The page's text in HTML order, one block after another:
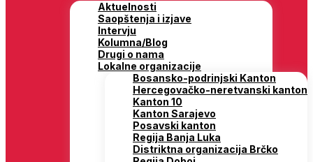
Aktuelnosti
Saopštenja i izjave
Intervju
Kolumna/Blog
Drugi o nama
Lokalne organizacije
Bosansko-podrinjski Kanton
Hercegovačko-neretvanski kanton
Kanton 10
Kanton Sarajevo
Posavski kanton
Regija Banja Luka
Distriktna organizacija Brčko